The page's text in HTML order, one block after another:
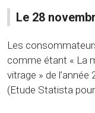
Le 28
Les
comme étant « La
vitrage » de l’année
(Etude Statista